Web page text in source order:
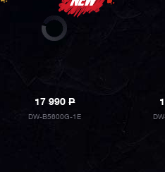
17 990P
DW-B5600G-1E